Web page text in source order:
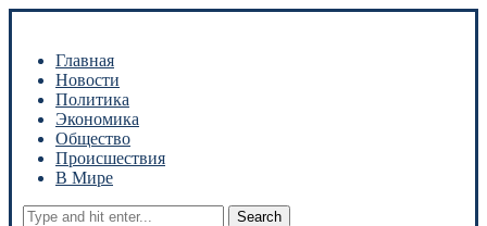
Главная
Новости
Политика
Экономика
Общество
Происшествия
В Мире
Search